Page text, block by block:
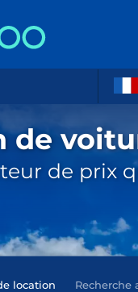
de
de prix
location Recherche